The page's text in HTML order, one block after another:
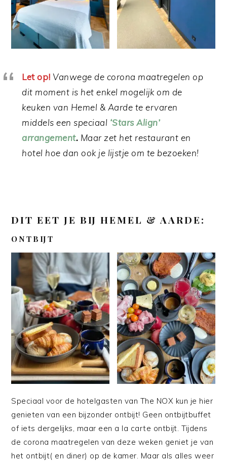
Let op! Vanwege de corona maatregelen op
dit moment is het enkel mogelijk om de
keuken van Hemel & Aarde te ervaren
middels een speciaal ‘Stars Align’
arrangement. Maar zet het restaurant en
hotel hoe dan ook je lijstje om te bezoeken!
DIT EET JE BIJ HEMEL & AARDE:
ONTBIJT
Speciaal voor de hotelgasten van The NOX kun je hier
genieten van een bijzonder ontbijt! Geen ontbijtbuffet
of iets dergelijks, maar een a la carte ontbijt. Tijdens
de corona maatregelen van deze weken geniet je van
het ontbijt( en diner) op de kamer. Maar als alles weer